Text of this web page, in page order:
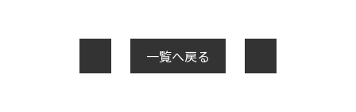
一覧へ戻る